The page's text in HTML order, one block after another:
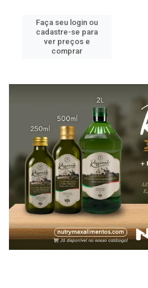
Faça seu login ou
cadastre-se para
ver preços e
comprar